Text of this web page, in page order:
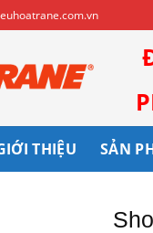
THIỆU SẢN